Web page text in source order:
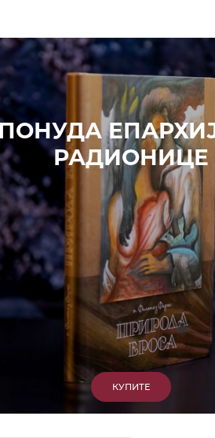
ПОНУДА
РАДИОНИЦЕ
КУПИТЕ